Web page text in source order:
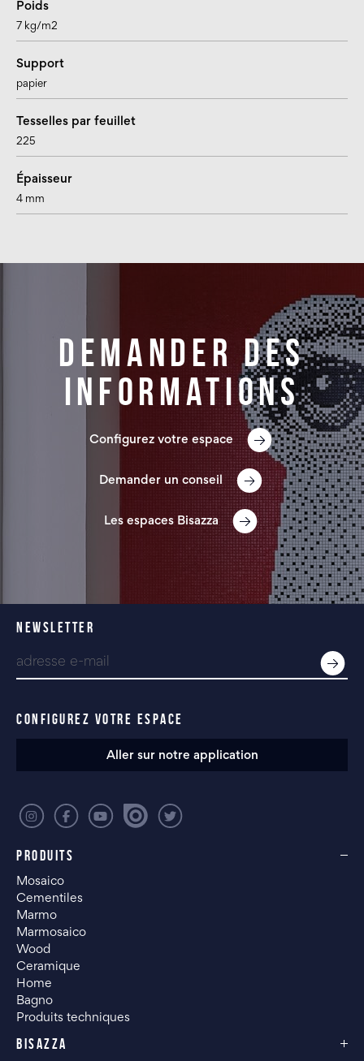
Poids
7 kg/m2
Support
papier
Tesselles par feuillet
225
Épaisseur
4 mm
Demander des
informations
Configurez votre espace
Demander un conseil
Les espaces Bisazza
PRODUITS
Mosaico
Cementiles
Marmo
Marmosaico
Wood
Ceramique
Home
Bagno
Produits techniques
BISAZZA
NEWSLETTER
CONFIGUREZ VOTRE ESPACE
Aller sur notre application